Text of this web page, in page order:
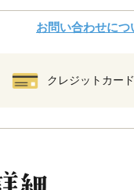
お問い合わせにつ
クレジットカード